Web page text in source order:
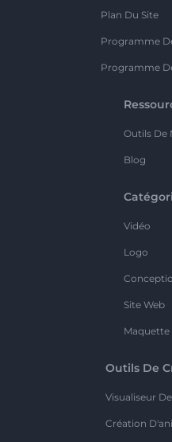
Plan Du Site
Programme
Programme
Outils De
Blog
Vidéo
Logo
Site Web
Maquette
Outils De
Visualiseur
Création